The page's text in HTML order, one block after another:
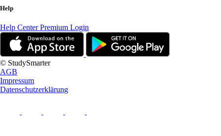
Help
Help CenterPremium Login
© StudySmarter
AGB
Impressum
Datenschutzerklärung